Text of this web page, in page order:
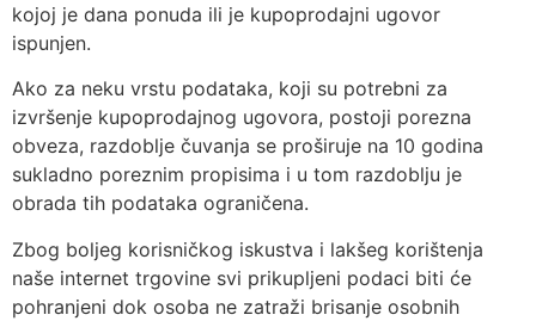
kojoj je dana ponuda ili je kupoprodajni ugovor
ispunjen.
Ako za neku vrstu podataka, koji su potrebni za
izvršenje kupoprodajnog ugovora, postoji porezna
obveza, razdoblje čuvanja se proširuje na 10 godina
sukladno poreznim propisima i u tom razdoblju je
obrada tih podataka ograničena.
Zbog boljeg korisničkog iskustva i lakšeg korištenja
naše internet trgovine svi prikupljeni podaci biti će
pohranjeni dok osoba ne zatraži brisanje osobnih